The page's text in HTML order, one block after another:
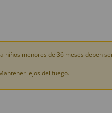
niños menores de 36 meses deben
lejos del fuego.